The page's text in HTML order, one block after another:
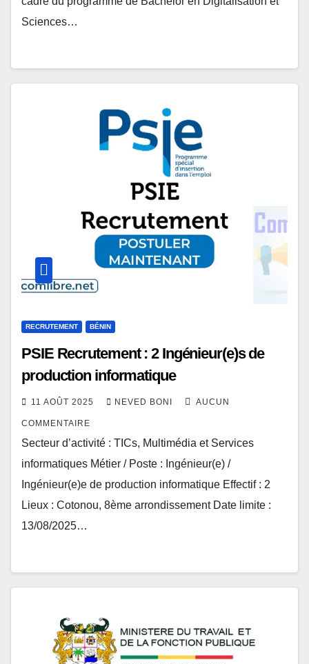
Sciences…
RECRUTEMENT BÉNIN
PSIE Recrutement : 2 Ingénieur(e)s de
production informatique
11 AOÛT 2025 NEVED BONI AUCUN
COMMENTAIRE
Secteur d’activité : TICs, Multimédia et Services
informatiques Métier / Poste : Ingénieur(e) /
Ingénieur(e)e de production informatique Effectif : 2
Lieux : Cotonou, 8ème arrondissement Date limite :
13/08/2025…